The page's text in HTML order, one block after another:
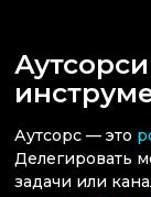
Аутсорс — это
Делегировать
задачи или